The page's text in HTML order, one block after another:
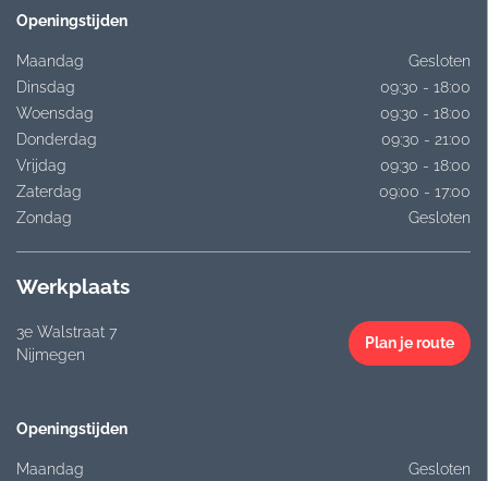
Openingstijden
Maandag
Gesloten
Dinsdag
09:30 - 18:00
Woensdag
09:30 - 18:00
Donderdag
09:30 - 21:00
Vrijdag
09:30 - 18:00
Zaterdag
09:00 - 17:00
Zondag
Gesloten
Werkplaats
3e Walstraat 7
Nijmegen
Plan je route
Openingstijden
Maandag
Gesloten